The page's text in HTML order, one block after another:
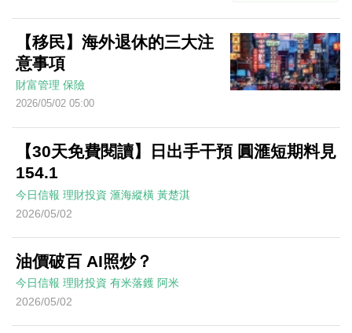
【移民】海外退休的三大注
意事項
財富管理 保險
2026/05/02 05:00
【30天免費閱讀】日出手干預 圓滙短期料見
154.1
今日信報 理財投資 滙海縱橫 黃楚淇
2026/05/02
油價破百 AI照炒？
今日信報 理財投資 有米落鑊 阿米
2026/05/02